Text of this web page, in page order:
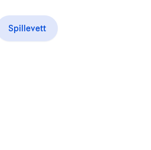
Spillevett